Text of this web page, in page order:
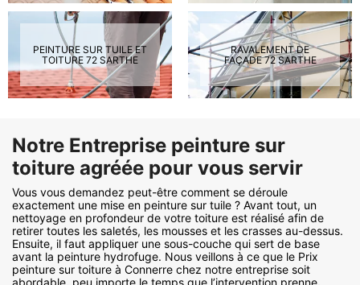
PEINTURE SUR TUILE ET
TOITURE 72 SARTHE
RAVALEMENT DE
FAÇADE 72 SARTHE
Notre Entreprise peinture sur
toiture agréée pour vous servir
Vous vous demandez peut-être comment se déroule
exactement une mise en peinture sur tuile ? Avant tout, un
nettoyage en profondeur de votre toiture est réalisé afin de
retirer toutes les saletés, les mousses et les crasses au-dessus.
Ensuite, il faut appliquer une sous-couche qui sert de base
avant la peinture hydrofuge. Nous veillons à ce que le Prix
peinture sur toiture à Connerre chez notre entreprise soit
abordable, peu importe le temps que l’intervention prenne.